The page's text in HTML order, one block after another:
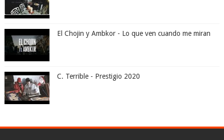
El Chojin y Ambkor - Lo que ven cuando me miran
C. Terrible - Prestigio 2020